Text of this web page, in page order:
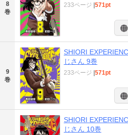
8
巻
233ページ |571pt
9
巻
SHIORI
じさん 9巻
233ページ |571pt
SHIORI
じさん 10巻